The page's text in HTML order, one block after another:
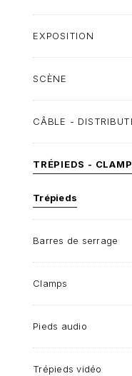
EXPOSITION
SCÈNE
CÂBLE -
TRÉPIEDS -
Trépieds
Barres de serrage
Clamps
Pieds audio
Trépieds vidéo